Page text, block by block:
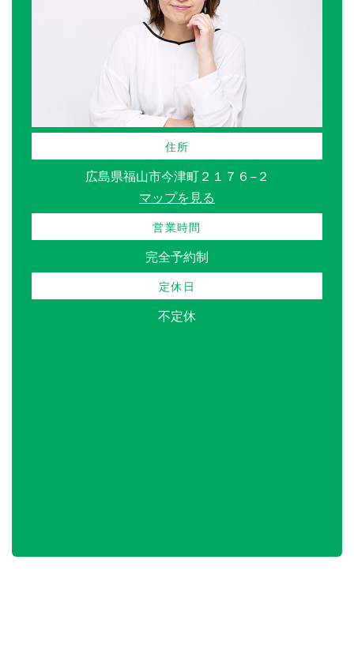
住所
広島県福山市今津町２１７６−２
マップを見る
営業時間
完全予約制
定休日
不定休